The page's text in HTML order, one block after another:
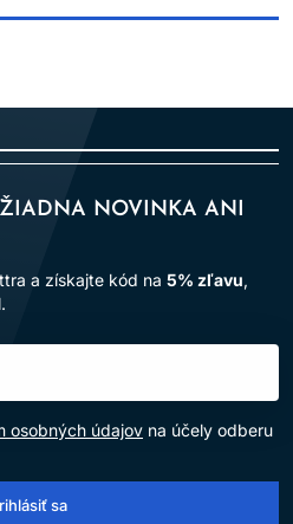
NOVINKA ANI
a získajte kód na 5% zľavu,
osobných údajov na účely odberu
sa